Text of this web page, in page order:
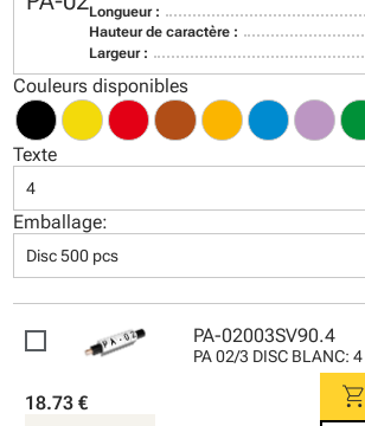
Longueur :
Hauteur de caractère :
Largeur :
Couleurs disponibles
Texte
4
Emballage:
Disc 500 pcs
PA-02003SV90.4
PA 02/3 DISC BLANC: 4
18.73 € shopping_cart